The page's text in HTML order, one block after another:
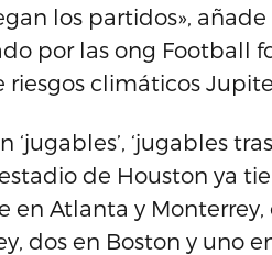
los partidos», añade
por las ong Football
riesgos climáticos
‘jugables
de Houston ya
en Atlanta y
dos en Boston y uno